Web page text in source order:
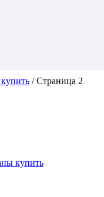
/Страница 2
купить